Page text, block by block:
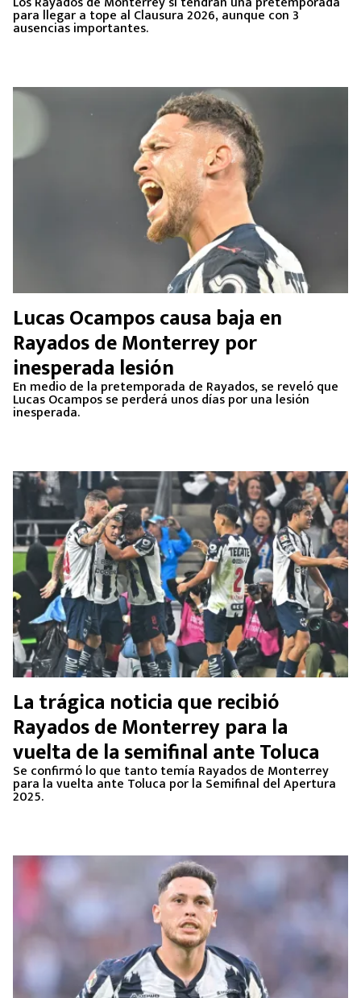
para llegar a tope al Clausura 2026, aunque con 3
ausencias importantes.
Lucas Ocampos causa baja en
Rayados de Monterrey por
inesperada lesión
En medio de la pretemporada de Rayados, se reveló que
Lucas Ocampos se perderá unos días por una lesión
inesperada.
La trágica noticia que recibió
Rayados de Monterrey para la
vuelta de la semifinal ante Toluca
Se confirmó lo que tanto temía Rayados de Monterrey
para la vuelta ante Toluca por la Semifinal del Apertura
2025.